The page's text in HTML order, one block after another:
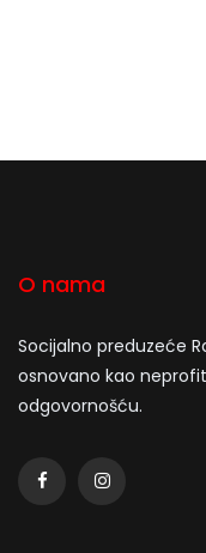
O nama
Socijalno preduzeće
osnovano kao
odgovornošću.